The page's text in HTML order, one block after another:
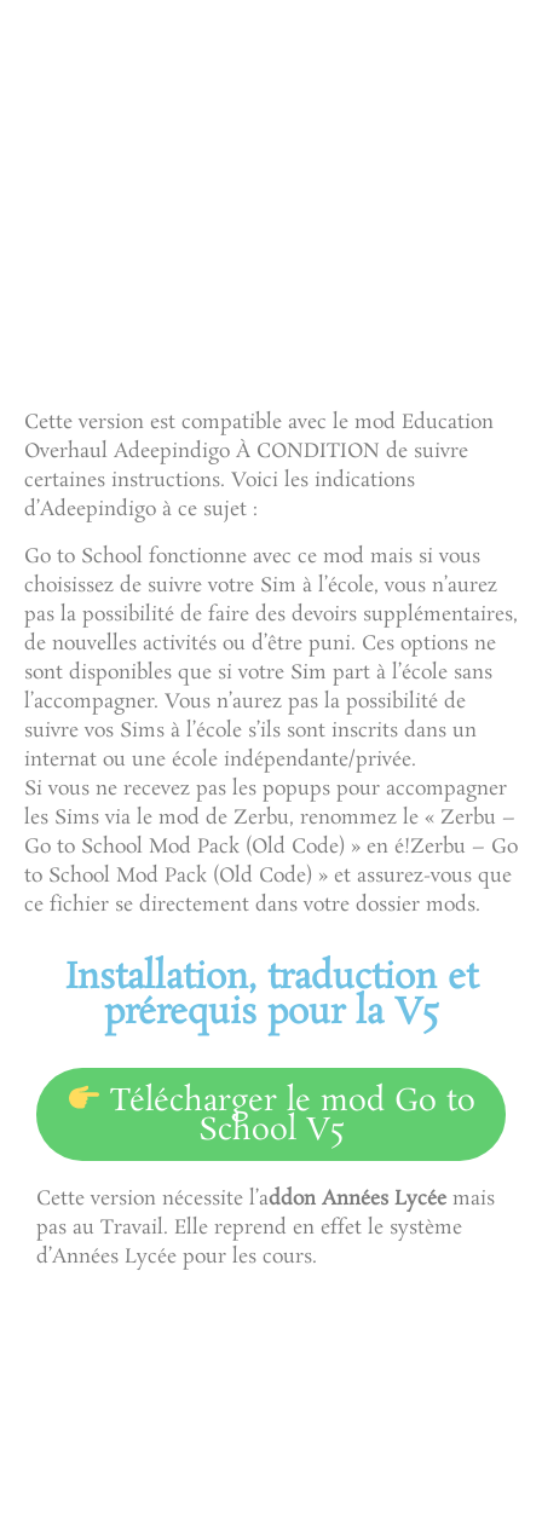
Cette version est compatible avec le mod Education
Overhaul Adeepindigo À CONDITION de suivre
certaines instructions. Voici les indications
d’Adeepindigo à ce sujet :
Go to School fonctionne avec ce mod mais si vous
choisissez de suivre votre Sim à l’école, vous n’aurez
pas la possibilité de faire des devoirs supplémentaires,
de nouvelles activités ou d’être puni. Ces options ne
sont disponibles que si votre Sim part à l’école sans
l’accompagner. Vous n’aurez pas la possibilité de
suivre vos Sims à l’école s’ils sont inscrits dans un
internat ou une école indépendante/privée.
Si vous ne recevez pas les popups pour accompagner
les Sims via le mod de Zerbu, renommez le « Zerbu –
Go to School Mod Pack (Old Code) » en é!Zerbu – Go
to School Mod Pack (Old Code) » et assurez-vous que
ce fichier se directement dans votre dossier mods.
Installation, traduction et
prérequis pour la V5
Télécharger le mod Go to
School V5
Cette version nécessite l’addon Années Lycée mais
pas au Travail. Elle reprend en effet le système
d’Années Lycée pour les cours.